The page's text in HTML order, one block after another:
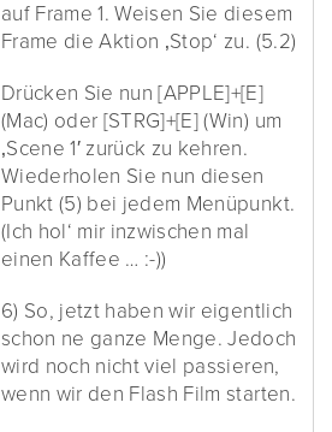
auf Frame 1. Weisen Sie diesem
Frame die Aktion ‚Stop‘ zu. (5.2)
Drücken Sie nun [APPLE]+[E]
(Mac) oder [STRG]+[E] (Win) um
‚Scene 1′ zurück zu kehren.
Wiederholen Sie nun diesen
Punkt (5) bei jedem Menüpunkt.
(Ich hol‘ mir inzwischen mal
einen Kaffee … :-))
6) So, jetzt haben wir eigentlich
schon ne ganze Menge. Jedoch
wird noch nicht viel passieren,
wenn wir den Flash Film starten.